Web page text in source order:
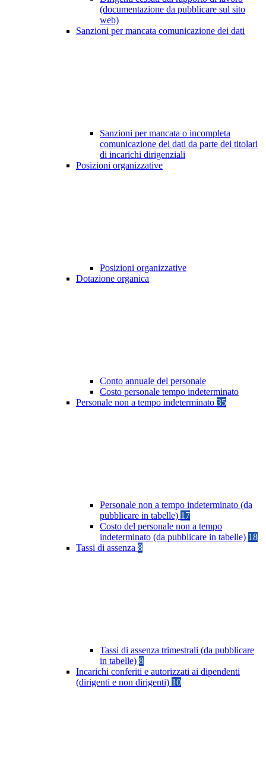
(documentazione da pubblicare sul sito
web)
Sanzioni per mancata comunicazione dei dati
Sanzioni per mancata o incompleta
comunicazione dei dati da parte dei titolari
di incarichi dirigenziali
Posizioni organizzative
Posizioni organizzative
Dotazione organica
Conto annuale del personale
Costo personale tempo indeterminato
Personale non a tempo indeterminato 35
Personale non a tempo indeterminato (da
pubblicare in tabelle) 17
Costo del personale non a tempo
indeterminato (da pubblicare in tabelle) 18
Tassi di assenza 8
Tassi di assenza trimestrali (da pubblicare
in tabelle) 8
Incarichi conferiti e autorizzati ai dipendenti
(dirigenti e non dirigenti) 10